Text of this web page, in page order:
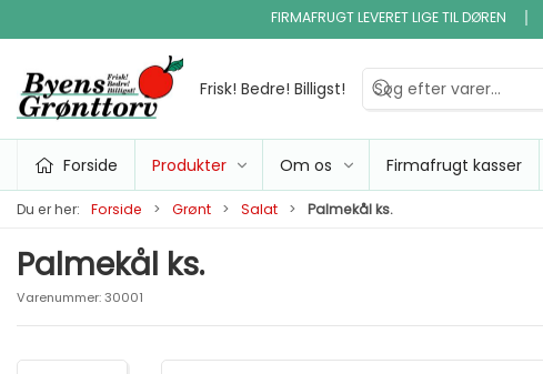
FIRMAFRUGT LEVERET LIGE TIL DØREN
Frisk! Bedre! Billigst!
Forside Produkter Om os Firmafrugt kasser
Du er her: Forside Grønt Salat Palmekål ks.
Palmekål ks.
Varenummer:30001